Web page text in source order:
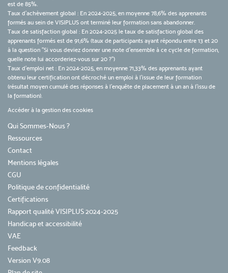
est de 85%.
Taux d’achèvement global : En 2024-2025, en moyenne 78,6% des apprenants
formés au sein de VISIPLUS ont terminé leur formation sans abandonner.
Taux de satisfaction global : En 2024-2025 le taux de satisfaction global des
apprenants formés est de 91,6% (taux de participants ayant répondu entre 13 et 20
à la question "Si vous deviez donner une note d’ensemble à ce cycle de formation,
quelle note lui accorderiez-vous sur 20 ?")
Taux d’emploi net : En 2024-2025, en moyenne 71,33% des apprenants ayant
obtenu leur certification ont décroché un emploi à l'issue de leur formation
(résultat moyen cumulé des réponses à l'enquête de placement à un an à l'issu de
la formation).
Accéder à la gestion des cookies
Qui Sommes-Nous ?
Ressources
Contact
Mentions légales
CGU
Politique de confidentialité
Certifications
Rapport qualité VISIPLUS 2024-2025
Handicap et accessibilité
VAE
Feedback
Version V9.08